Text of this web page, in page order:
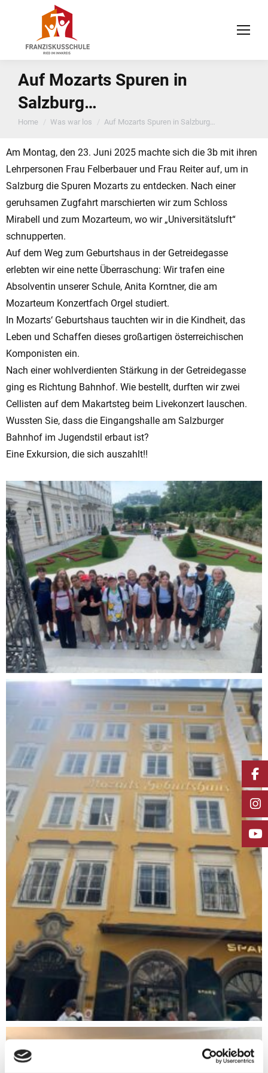
Auf Mozarts Spuren in
Salzburg…
You are here:
Home Was war los Auf Mozarts Spuren in Salzburg…
Am Montag, den 23. Juni 2025 machte sich die 3b mit ihren
Lehrpersonen Frau Felberbauer und Frau Reiter auf, um in
Salzburg die Spuren Mozarts zu entdecken. Nach einer
geruhsamen Zugfahrt marschierten wir zum Schloss
Mirabell und zum Mozarteum, wo wir „Universitätsluft“
schnupperten.
Auf dem Weg zum Geburtshaus in der Getreidegasse
erlebten wir eine nette Überraschung: Wir trafen eine
Absolventin unserer Schule, Anita Korntner, die am
Mozarteum Konzertfach Orgel studiert.
In Mozarts‘ Geburtshaus tauchten wir in die Kindheit, das
Leben und Schaffen dieses großartigen österreichischen
Komponisten ein.
Nach einer wohlverdienten Stärkung in der Getreidegasse
ging es Richtung Bahnhof. Wie bestellt, durften wir zwei
Cellisten auf dem Makartsteg beim Livekonzert lauschen.
Wussten Sie, dass die Eingangshalle am Salzburger
Bahnhof im Jugendstil erbaut ist?
Eine Exkursion, die sich auszahlt!!